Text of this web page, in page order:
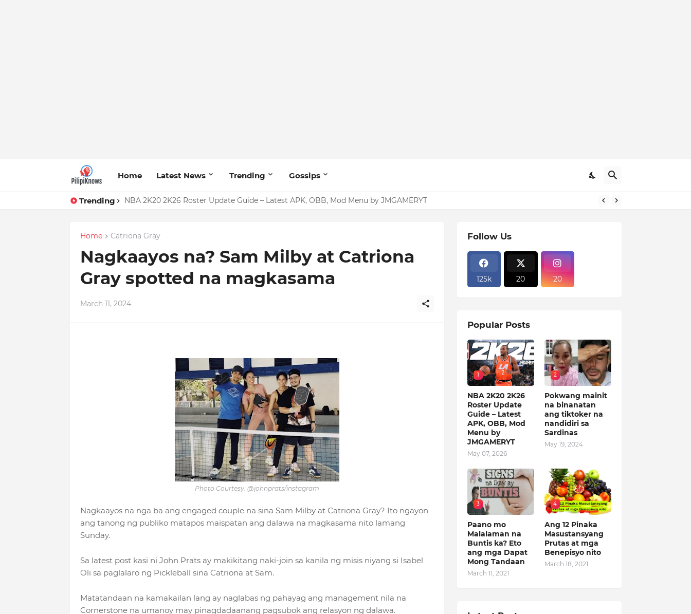
Home Latest News Trending Gossips
Trending NBA 2K20 2K26 Roster Update Guide – Latest APK, OBB, Mod Menu by JMGAMERYT
Pokwang mainit na binanatan ang tiktoker na nandidiri sa Sardinas
Home Catriona Gray
Nagkaayos na? Sam Milby at Catriona
Gray spotted na magkasama
March 11, 2024
Photo Courtesy: @johnprats/instagram
Nagkaayos na nga ba ang engaged couple na sina Sam Milby at Catriona Gray? Ito ngayon
ang tanong ng publiko matapos maispatan ang dalawa na magkasama nito lamang
Sunday.
Sa latest post kasi ni John Prats ay makikitang naki-join sa kanila ng misis niyang si Isabel
Oli sa paglalaro ng Pickleball sina Catriona at Sam.
Matatandaan na kamakailan lang ay naglabas ng pahayag ang management nila na
Cornerstone na umanoy may pinagdadaanang pagsubok ang relasyon ng dalawa.
Follow Us
125k 20 20
Popular Posts
1
NBA 2K20 2K26
Roster Update
Guide – Latest
APK, OBB, Mod
Menu by
JMGAMERYT
May 07, 2026
2
Pokwang mainit
na binanatan
ang tiktoker na
nandidiri sa
Sardinas
May 19, 2024
3
Paano mo
Malalaman na
Buntis ka? Eto
ang mga Dapat
Mong Tandaan
March 11, 2021
4
Ang 12 Pinaka
Masustansyang
Prutas at mga
Benepisyo nito
March 18, 2021